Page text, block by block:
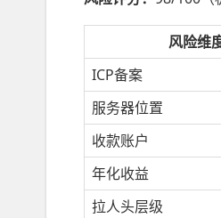
风险维
ICP备案
服务器位置
收款账户
年化收益
拉人头层级